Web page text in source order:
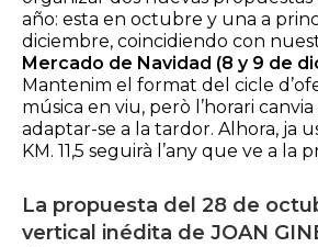
año: esta en octubre y una a
diciembre, coincidiendo con
Mercado de Navidad (8 y 9 de
Mantenim el format del cicle
música en viu, però l’horari
adaptar-se a la tardor. Alhora, ja
KM. 11,5 seguirà l’any que ve a la
La propuesta del 28 de
vertical inédita de JOAN